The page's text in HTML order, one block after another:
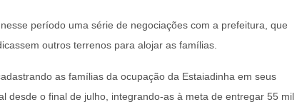
período uma série de negociações com a prefeitura, que
outros terrenos para alojar as famílias.
as famílias da ocupação da Estaiadinha em seus
desde o final de julho, integrando-as à meta de entregar 55 mil